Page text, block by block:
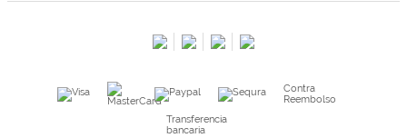
Kimidori PRINT, nuestro servicio de impresión de fotos
Contra
Reembolso
Transferencia
bancaria